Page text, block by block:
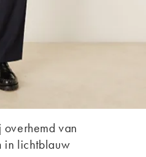
van
in lichtblauw